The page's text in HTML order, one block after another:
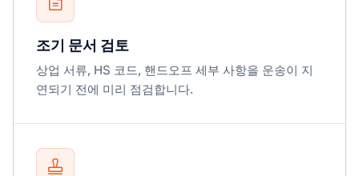
조기 문서 검토
상업 서류, HS 코드, 핸드오프 세부 사항을 운송이 지
연되기 전에 미리 점검합니다.